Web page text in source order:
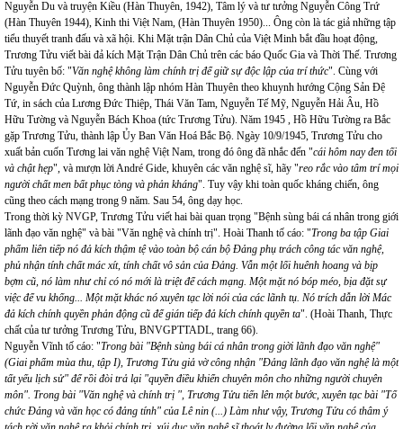
Nguyễn Du và truyện Kiều (Hàn Thuyên, 1942), Tâm lý và tư tưởng Nguyễn Công Trứ
(Hàn Thuyên 1944), Kinh thi Việt Nam, (Hàn Thuyên 1950)... Ông còn là tác giả những tập
tiểu thuyết tranh đấu và xã hội. Khi Mặt trận Dân Chủ của Việt Minh bắt đầu hoạt động,
Trương Tửu viết bài đả kích Mặt Trận Dân Chủ trên các báo Quốc Gia và Thời Thế. Trương
Tửu tuyên bố: "Văn nghệ không làm chính trị để giữ sự độc lập của trí thức". Cùng với
Nguyễn Đức Quỳnh, ông thành lập nhóm Hàn Thuyên theo khuynh hướng Cộng Sản Đệ
Tứ, in sách của Lương Đức Thiệp, Thái Văn Tam, Nguyễn Tế Mỹ, Nguyễn Hải Âu, Hồ
Hữu Tường và Nguyễn Bách Khoa (tức Trương Tửu). Năm 1945 , Hồ Hữu Tường ra Bắc
gặp Trương Tửu, thành lập Ủy Ban Văn Hoá Bắc Bộ. Ngày 10/9/1945, Trương Tửu cho
xuất bản cuốn Tương lai văn nghệ Việt Nam, trong đó ông đã nhắc đến "cái hôm nay đen tối
và chật hẹp", và mượn lời André Gide, khuyên các văn nghệ sĩ, hãy "reo rắc vào tâm trí mọi
người chất men bất phục tòng và phản kháng". Tuy vậy khi toàn quốc kháng chiến, ông
cũng theo cách mạng trong 9 năm. Sau 54, ông dạy học.
Trong thời kỳ NVGP, Trương Tửu viết hai bài quan trọng "Bệnh sùng bái cá nhân trong giới
lãnh đạo văn nghệ" và bài "Văn nghệ và chính trị". Hoài Thanh tố cáo: "Trong ba tập Giai
phẩm liên tiếp nó đả kích thậm tệ vào toàn bộ cán bộ Đảng phụ trách công tác văn nghệ,
phủ nhận tính chất mác xít, tính chất vô sản của Đảng. Vẫn một lối huênh hoang và bịp
bợm cũ, nó làm như chỉ có nó mới là triệt để cách mạng. Một mặt nó bóp méo, bịa đặt sự
việc để vu khống... Một mặt khác nó xuyên tạc lời nói của các lãnh tụ. Nó trích dẫn lời Mác
đả kích chính quyền phản động cũ để gián tiếp đả kích chính quyền ta". (Hoài Thanh, Thực
chất của tư tưởng Trương Tửu, BNVGPTTADL, trang 66).
Nguyễn Vĩnh tố cáo: "Trong bài "Bệnh sùng bái cá nhân trong giời lãnh đạo văn nghệ"
(Giai phẩm mùa thu, tập I), Trương Tửu giả vờ công nhận "Đảng lãnh đạo văn nghệ là một
tất yếu lịch sử" để rồi đòi trả lại "quyền điều khiển chuyên môn cho những người chuyên
môn". Trong bài "Văn nghệ và chính trị ", Trương Tửu tiến lên một bước, xuyên tạc bài "Tổ
chức Đảng và văn học có đảng tính" của Lê nin (...) Làm như vậy, Trương Tửu có thâm ý